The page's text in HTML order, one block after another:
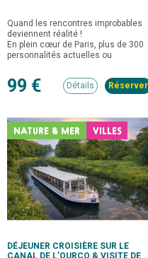
Quand les rencontres improbables
deviennent réalité !
En plein cœur de Paris, plus de 300
personnalités actuelles ou
99 € Détails
NATURE & MER VILLES
DÉJEUNER CROISIÈRE SUR LE
CANAL DE L'OURCQ & VISITE DE